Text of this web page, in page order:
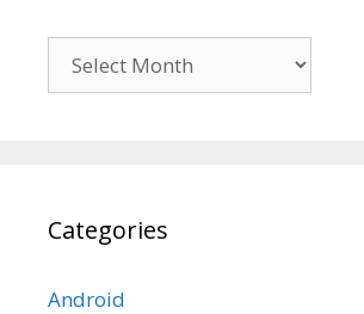
Categories
Android